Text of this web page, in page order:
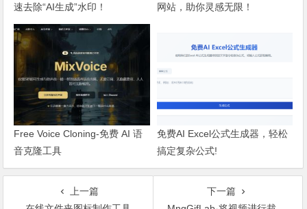
速去除“AI生成”水印！
网站，助你灵感无限！
Free Voice Cloning-免费 AI 语
音克隆工具
免费AI Excel公式生成器，轻松
搞定复杂公式!
上一篇
下一篇